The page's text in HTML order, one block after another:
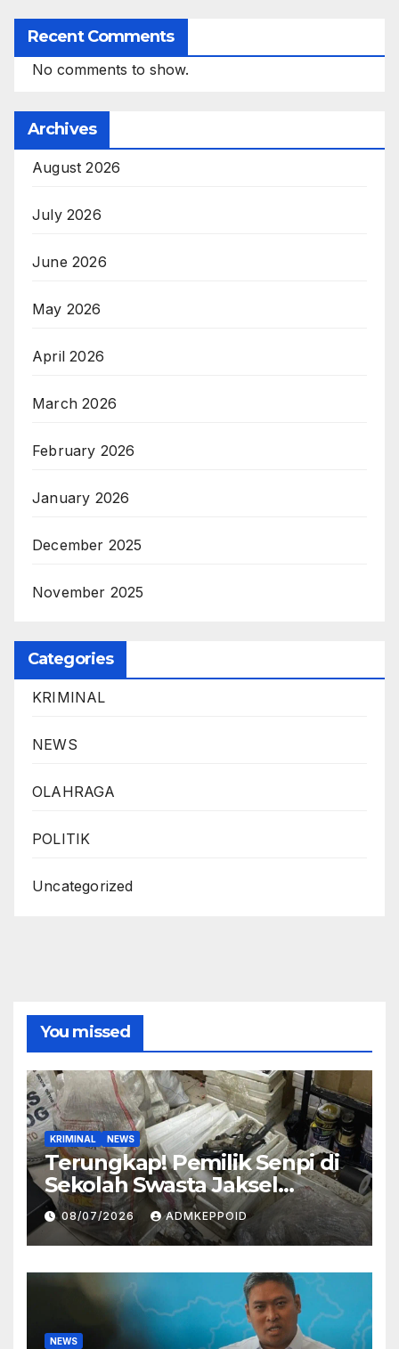
Recent Comments
No comments to show.
Archives
August 2026
July 2026
June 2026
May 2026
April 2026
March 2026
February 2026
January 2026
December 2025
November 2025
Categories
KRIMINAL
NEWS
OLAHRAGA
POLITIK
Uncategorized
You missed
KRIMINAL NEWS
Terungkap! Pemilik Senpi di
Sekolah Swasta Jaksel
Ternyata Direktur
Perusahaan Airsoft Gun
Impor
08/07/2026 ADMKEPPOID
NEWS